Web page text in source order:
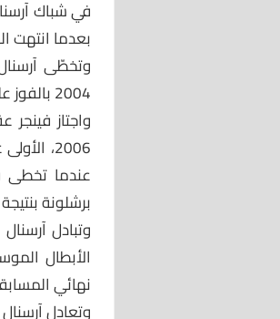
بعدما انتهت
2004 بالفوز عليه مرتين 3-2 و2-0.
برشلونة بنتيجة 1-2، في مباراة لعب فيها ناقص الصفوف بعد طرد حارسه ينز ليمان.
نهائي المسابقة الموسم 2008 2009